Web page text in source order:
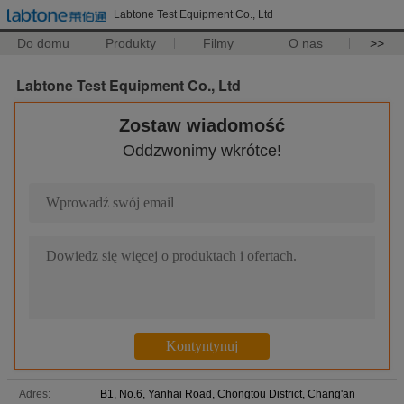
Labtone Test Equipment Co., Ltd
Do domu Produkty Filmy O nas >>
Labtone Test Equipment Co., Ltd
Zostaw wiadomość
Oddzwonimy wkrótce!
Adres:
B1, No.6, Yanhai Road, Chongtou District, Chang'an